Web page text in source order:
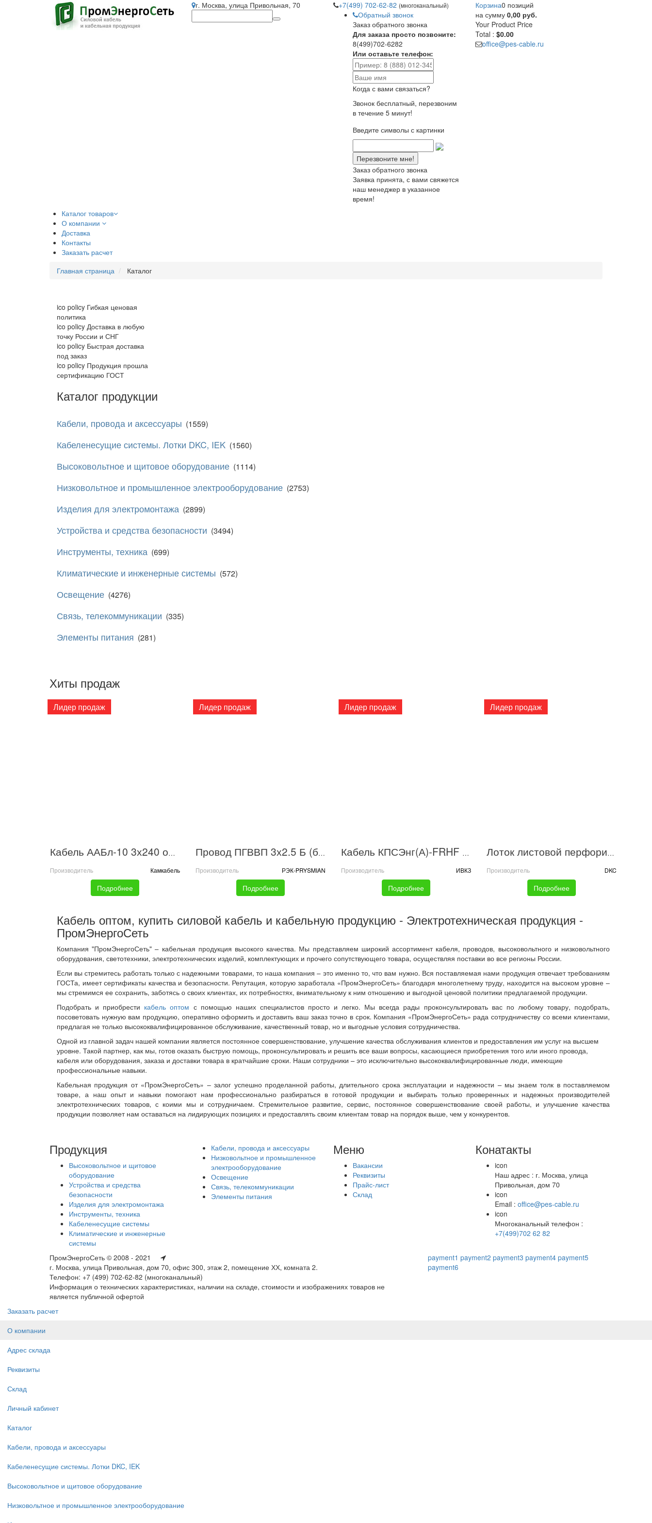
г. Москва, улица Привольная, 70 +7(499) 702-62-82 (многоканальный)
Обратный звонок
Заказ обратного звонка
Для заказа просто позвоните:
8(499)702-6282
Или оставьте телефон:
Когда с вами связаться?
Звонок бесплатный, перезвоним
в течение 5 минут!
Введите символы с картинки
Заказ обратного звонка
Заявка принята, с вами свяжется
наш менеджер в указанное
время!
Корзина0 позиций
на сумму 0,00 руб.
Your Product Price
Total : $0.00
office@pes-cable.ru
Каталог товаров
О компании
Доставка
Контакты
Заказать расчет
Главная страница
Каталог
ico policy Гибкая ценовая
политика
ico policy Доставка в любую
точку России и СНГ
ico policy Быстрая доставка
под заказ
ico policy Продукция прошла
сертификацию ГОСТ
Каталог продукции
Кабели, провода и аксессуары (1559)
Кабеленесущие системы. Лотки DKC, IEK (1560)
Высоковольтное и щитовое оборудование (1114)
Низковольтное и промышленное электрооборудование (2753)
Изделия для электромонтажа (2899)
Устройства и средства безопасности (3494)
Инструменты, техника (699)
Климатические и инженерные системы (572)
Освещение (4276)
Связь, телекоммуникации (335)
Элементы питания (281)
Хиты продаж
Лидер продаж
Кабель ААБл-10 3х240 ож (м) Камкабель 11Ы66314600K010
Производитель Камкабель
Подробнее
Лидер продаж
Провод ПГВВП 3х2.5 Б (бухта) (м) РЭК-PRYSMIAN 1003050201
Производитель РЭК-PRYSMIAN
Подробнее
Лидер продаж
Кабель КПСЭнг(А)-FRHF 2х2х0.5 300В (бухта) (м) ИВКЗ 00-00014441
Производитель ИВКЗ
Подробнее
Лидер продаж
Лоток листовой перфорированный 100х50 L3000 сталь 0.6мм S3 DKC SPL3510
Производитель DKC
Подробнее
Кабель оптом, купить силовой кабель и кабельную продукцию - Электротехническая продукция -
ПромЭнергоСеть
Компания "ПромЭнергоСеть" – кабельная продукция высокого качества. Мы представляем широкий ассортимент кабеля, проводов, высоковольтного и низковольтного
оборудования, светотехники, электротехнических изделий, комплектующих и прочего сопутствующего товара, осуществляя поставки во все регионы России.
Если вы стремитесь работать только с надежными товарами, то наша компания – это именно то, что вам нужно. Вся поставляемая нами продукция отвечает требованиям
ГОСТа, имеет сертификаты качества и безопасности. Репутация, которую заработала «ПромЭнергоСеть» благодаря многолетнему труду, находится на высоком уровне –
мы стремимся ее сохранить, заботясь о своих клиентах, их потребностях, внимательному к ним отношению и выгодной ценовой политики предлагаемой продукции.
Подобрать и приобрести кабель оптом с помощью наших специалистов просто и легко. Мы всегда рады проконсультировать вас по любому товару, подобрать,
посоветовать нужную вам продукцию, оперативно оформить и доставить ваш заказ точно в срок. Компания «ПромЭнергоСеть» рада сотрудничеству со всеми клиентами,
предлагая не только высококвалифицированное обслуживание, качественный товар, но и выгодные условия сотрудничества.
Одной из главной задач нашей компании является постоянное совершенствование, улучшение качества обслуживания клиентов и предоставления им услуг на высшем
уровне. Такой партнер, как мы, готов оказать быструю помощь, проконсультировать и решить все ваши вопросы, касающиеся приобретения того или иного провода,
кабеля или оборудования, заказа и доставки товара в кратчайшие сроки. Наши сотрудники – это исключительно высококвалифицированные люди, имеющие
профессиональные навыки.
Кабельная продукция от «ПромЭнергоСеть» – залог успешно проделанной работы, длительного срока эксплуатации и надежности – мы знаем толк в поставляемом
товаре, а наш опыт и навыки помогают нам профессионально разбираться в готовой продукции и выбирать только проверенных и надежных производителей
электротехнических товаров, с коими мы и сотрудничаем. Стремительное развитие, сервис, постоянное совершенствование своей работы, и улучшение качества
продукции позволяет нам оставаться на лидирующих позициях и предоставлять своим клиентам товар на порядок выше, чем у конкурентов.
Продукция
Высоковольтное и щитовое
оборудование
Устройства и средства
безопасности
Изделия для электромонтажа
Инструменты, техника
Кабеленесущие системы
Климатические и инженерные
системы
Кабели, провода и аксессуары
Низковольтное и промышленное
электрооборудование
Освещение
Связь, телекоммуникации
Элементы питания
Меню
Вакансии
Реквизиты
Прайс-лист
Склад
Конатакты
icon
Наш адрес : г. Москва, улица
Привольная, дом 70
icon
Email : office@pes-cable.ru
icon
Многоканальный телефон :
+7(499)702 62 82
ПромЭнергоСеть © 2008 - 2021
г. Москва, улица Привольная, дом 70, офис 300, этаж 2, помещение ХХ, комната 2.
Телефон: +7 (499) 702-62-82 (многоканальный)
Информация о технических характеристиках, наличии на складе, стоимости и изображениях товаров не
является публичной офертой
payment1 payment2 payment3 payment4 payment5
payment6
Заказать расчет
О компании
Адрес склада
Реквизиты
Склад
Личный кабинет
Каталог
Кабели, провода и аксессуары
Кабеленесущие системы. Лотки DKC, IEK
Высоковольтное и щитовое оборудование
Низковольтное и промышленное электрооборудование